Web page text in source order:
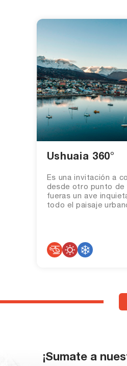
Ushuaia 360°
Es una invitación a
desde otro punto de
fueras un ave
todo el paisaje
¡Sumate a